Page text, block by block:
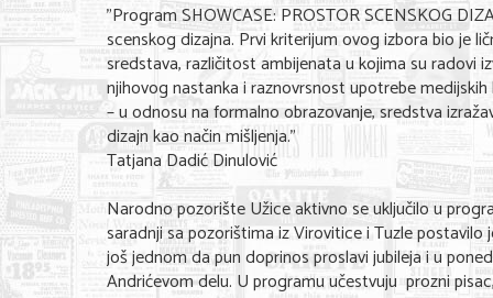
"Program SHOWCASE: PROSTOR SCENSKOG
scenskog dizajna. Prvi kriterijum ovog izbora bio je
sredstava, različitost ambijenata u kojima su radovi
njihovog nastanka i raznovrsnost upotrebe
– u odnosu na formalno obrazovanje, sredstva
dizajn kao način mišljenja."
Tatjana Dadić Dinulović
Narodno pozorište Užice aktivno se uključilo u
saradnji sa pozorištima iz Virovitice i Tuzle postavilo
još jednom da pun doprinos proslavi jubileja i u
Andrićevom delu. U programu učestvuju prozni